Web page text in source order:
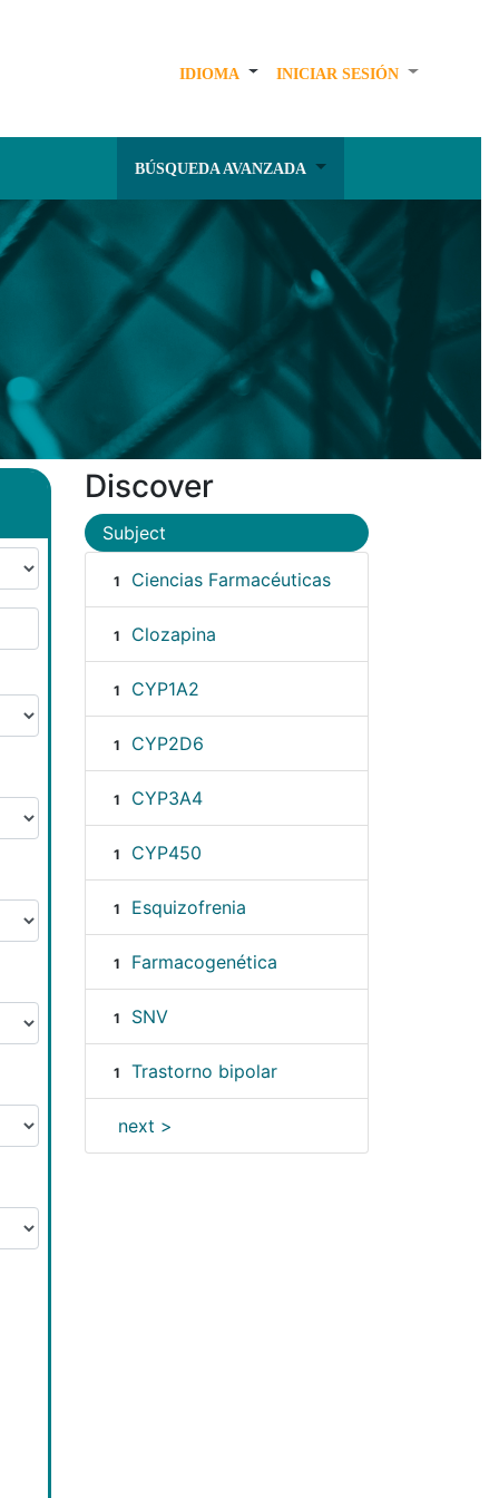
IDIOMA INICIAR SESIÓN
BÚSQUEDA AVANZADA
Discover
Subject
1 Ciencias Farmacéuticas
1 Clozapina
1 CYP1A2
1 CYP2D6
1 CYP3A4
1 CYP450
1 Esquizofrenia
1 Farmacogenética
1 SNV
1 Trastorno bipolar
next >